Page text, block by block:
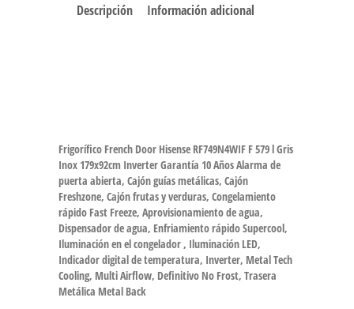
Descripción Información adicional
Frigorífico French Door Hisense RF749N4WIF F 579 l Gris
Inox 179x92cm Inverter Garantía 10 Años Alarma de
puerta abierta, Cajón guías metálicas, Cajón
Freshzone, Cajón frutas y verduras, Congelamiento
rápido Fast Freeze, Aprovisionamiento de agua,
Dispensador de agua, Enfriamiento rápido Supercool,
Iluminación en el congelador , Iluminación LED,
Indicador digital de temperatura, Inverter, Metal Tech
Cooling, Multi Airflow, Definitivo No Frost, Trasera
Metálica Metal Back